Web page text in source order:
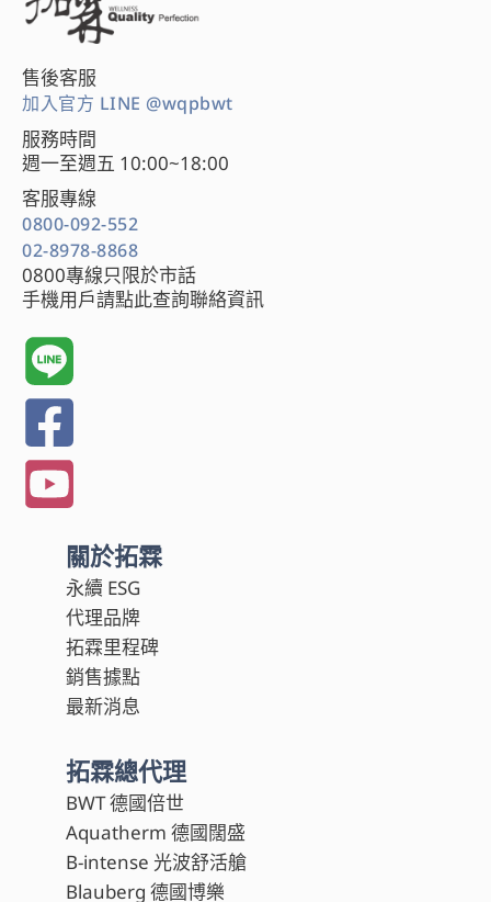
售後客服
加入官方 LINE @wqpbwt
服務時間
週一至週五 10:00~18:00
客服專線
0800-092-552
02-8978-8868
0800專線只限於市話
手機用戶請點此查詢聯絡資訊
關於拓霖
永續 ESG
代理品牌
拓霖里程碑
銷售據點
最新消息
拓霖總代理
BWT 德國倍世
Aquatherm 德國闊盛
B-intense 光波舒活艙
Blauberg 德國博樂